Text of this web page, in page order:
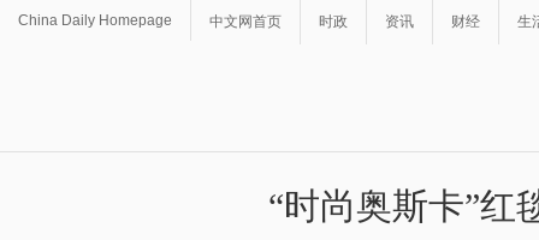
China Daily Homepage 中文网首页 时政 资讯 财经 生
“时尚奥斯卡”红